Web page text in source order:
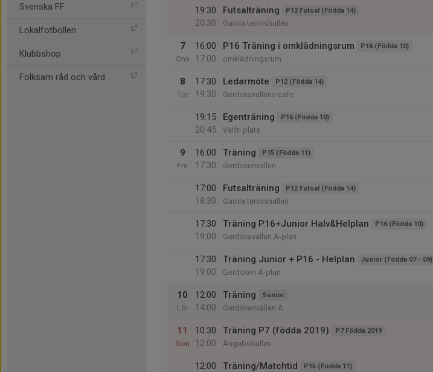
Svenska FF
Lokalfotbollen
Klubbshop
Folksam råd och vård
19:30
20:30
Futsalträning P12 Futsal (Födda 14)
Gamla tennishallen
7
Ons
16:00
17:00
P16 Träning i omklädningsrum P16 (Födda 10)
omklädningsrum
8
Tor
17:30
19:30
Ledarmöte P12 (Födda 14)
Gerdskavallens cafe
19:15
20:45
Egenträning P16 (Födda 10)
Valfri plats
9
Fre
16:00
17:30
Träning P15 (Födda 11)
Gerdskenvallen
17:00
18:30
Futsalträning P12 Futsal (Födda 14)
Gamla tennishallen
17:30
19:00
Träning P16+Junior Halv&Helplan P16 (Födda 10)
Gerdskavallen A-plan
17:30
19:00
Träning Junior + P16 - Helplan Junior (Födda 07 - 09)
Gerdsken A-plan
10
Lör
12:00
14:00
Träning Senior
Gerdskenvallen A
11
Sön
10:30
12:00
Träning P7 (födda 2019) P7 Födda 2019
Ängabohallen
12:00
Träning/Matchtid P15 (Födda 11)